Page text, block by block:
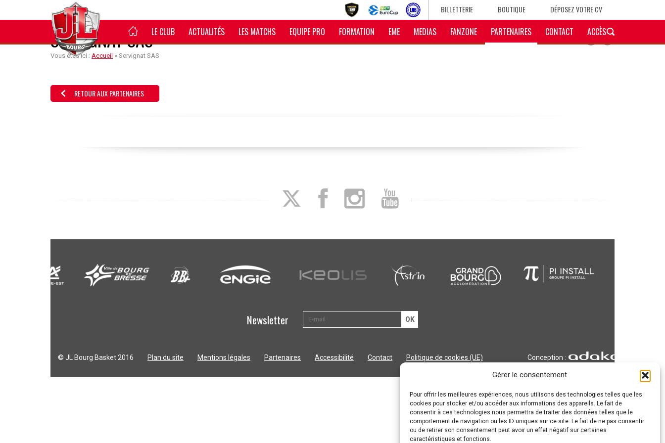
Gérer le consentement
Pour offrir les meilleures expériences, nous utilisons des technologies telles que les
cookies pour stocker et/ou accéder aux informations des appareils. Le fait de
consentir à ces technologies nous permettra de traiter des données telles que le
comportement de navigation ou les ID uniques sur ce site. Le fait de ne pas consentir
ou de retirer son consentement peut avoir un effet négatif sur certaines
caractéristiques et fonctions.
BILLETTERIE BOUTIQUE DÉPOSEZ VOTRE CV
LE CLUB ACTUALITÉS LES MATCHS EQUIPE PRO FORMATION EME MEDIAS FANZONE PARTENAIRES CONTACT ACCÈS
SERVIGNAT SAS
Vous êtes ici : Accueil » Servignat SAS
RETOUR AUX PARTENAIRES
Newsletter
Conception :
© JL Bourg Basket 2016 Plan du site Mentions légales Partenaires Accessibilité Contact Politique de cookies (UE)